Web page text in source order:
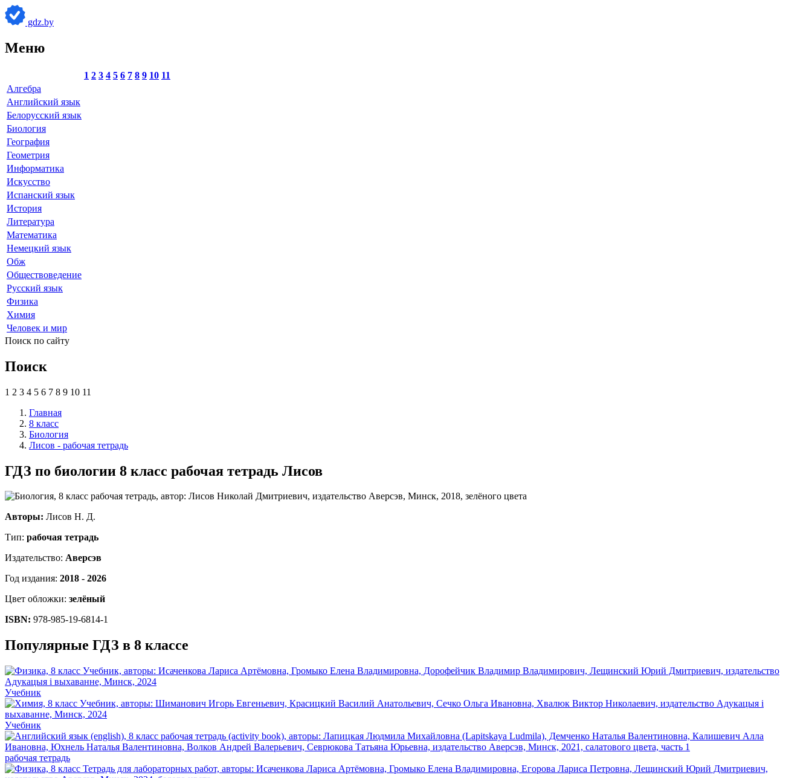
gdz.by
Меню
1 2 3 4 5 6 7 8 9 10 11
Алгебра
Английский язык
Белорусский язык
Биология
География
Геометрия
Информатика
Искусство
Испанский язык
История
Литература
Математика
Немецкий язык
Обж
Обществоведение
Русский язык
Физика
Химия
Человек и мир
Поиск по сайту
Поиск
1 2 3 4 5 6 7 8 9 10 11
Главная
8 класс
Биология
Лисов - рабочая тетрадь
ГДЗ по биологии 8 класс рабочая тетрадь Лисов
Авторы: Лисов Н. Д.
Тип: рабочая тетрадь
Издательство: Аверсэв
Год издания: 2018 - 2026
Цвет обложки: зелёный
ISBN: 978-985-19-6814-1
Популярные ГДЗ в 8 классе
Учебник
Учебник
рабочая тетрадь